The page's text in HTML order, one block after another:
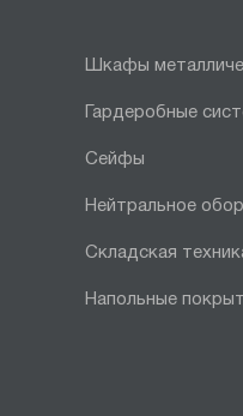
Шкафы
Гардеробные
Сейфы
Нейтральное
Складская
Напольные